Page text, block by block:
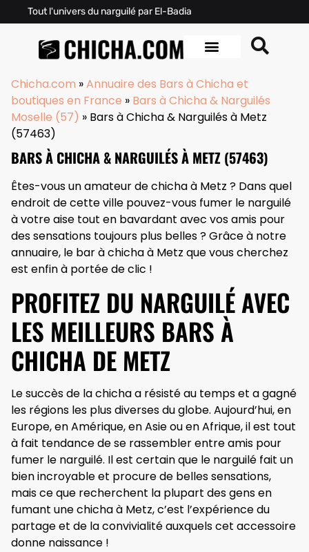
Tout l'univers du narguilé par El-Badia
Chicha.com »Annuaire des Bars à Chicha et
boutiques en France » Bars à Chicha & Narguilés
Moselle (57) » Bars à Chicha & Narguilés à Metz
(57463)
BARS À CHICHA & NARGUILÉS À METZ (57463)
Êtes-vous un amateur de chicha à Metz ? Dans quel
endroit de cette ville pouvez-vous fumer le narguilé
à votre aise tout en bavardant avec vos amis pour
des sensations toujours plus belles ? Grâce à notre
annuaire, le bar à chicha à Metz que vous cherchez
est enfin à portée de clic !
PROFITEZ DU NARGUILÉ AVEC
LES MEILLEURS BARS À
CHICHA DE METZ
Le succès de la chicha a résisté au temps et a gagné
les régions les plus diverses du globe. Aujourd’hui, en
Europe, en Amérique, en Asie ou en Afrique, il est tout
à fait tendance de se rassembler entre amis pour
fumer le narguilé. Il est certain que le narguilé fait un
bien incroyable et procure de belles sensations,
mais ce que recherchent la plupart des gens en
fumant une chicha à Metz, c’est l’expérience du
partage et de la convivialité auxquels cet accessoire
donne naissance !